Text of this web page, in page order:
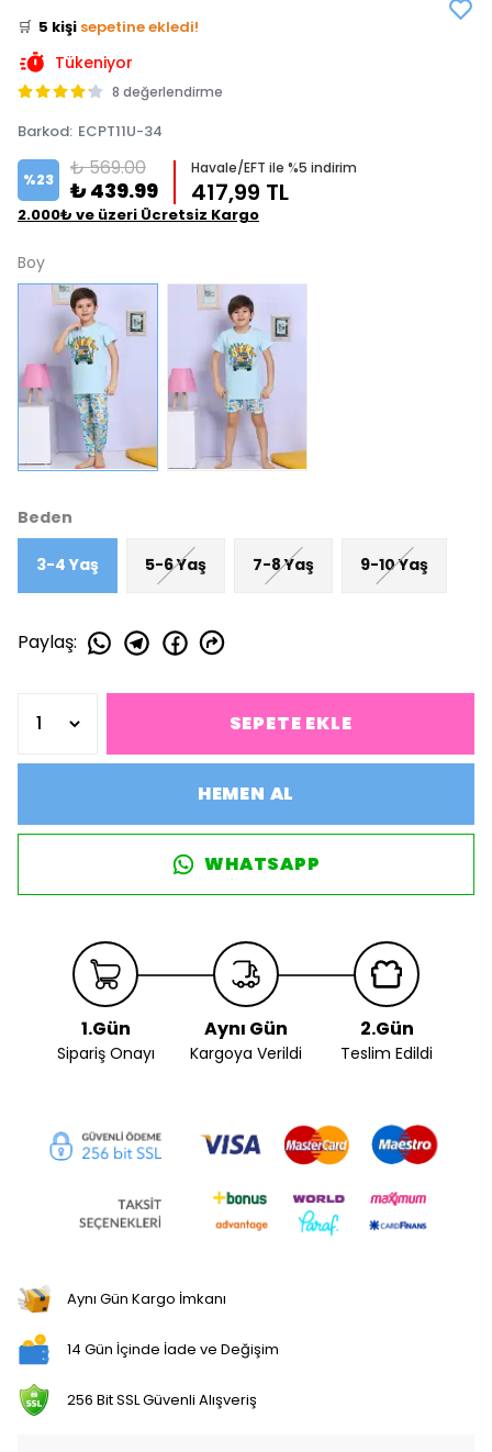
🛒 5 kişi sepetine ekledi!
✅ Bugün 4 adet
Tükeniyor
8 değerlendirme
Barkod: ECPT11U-34
%23 ₺ 569.00
₺ 439.99
Havale/EFT ile %5 indirim
417,99 TL
2.000₺ ve üzeri Ücretsiz Kargo
Boy
Beden
3-4 Yaş 5-6 Yaş 7-8 Yaş 9-10 Yaş
Paylaş:
SEPETE EKLE
HEMEN AL
WHATSAPP
1.Gün
Sipariş Onayı
Aynı Gün
Kargoya Verildi
2.Gün
Teslim Edildi
Aynı Gün Kargo İmkanı
14 Gün İçinde İade ve Değişim
256 Bit SSL Güvenli Alışveriş